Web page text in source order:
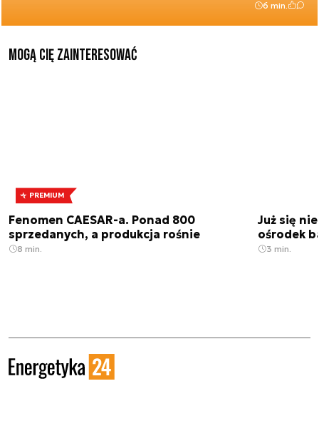
6 min.
Mogą Cię zainteresować
PREMIUM
Fenomen CAESAR-a. Ponad 800
sprzedanych, a produkcja rośnie
8 min.
Już się
ośrodek
3 min.